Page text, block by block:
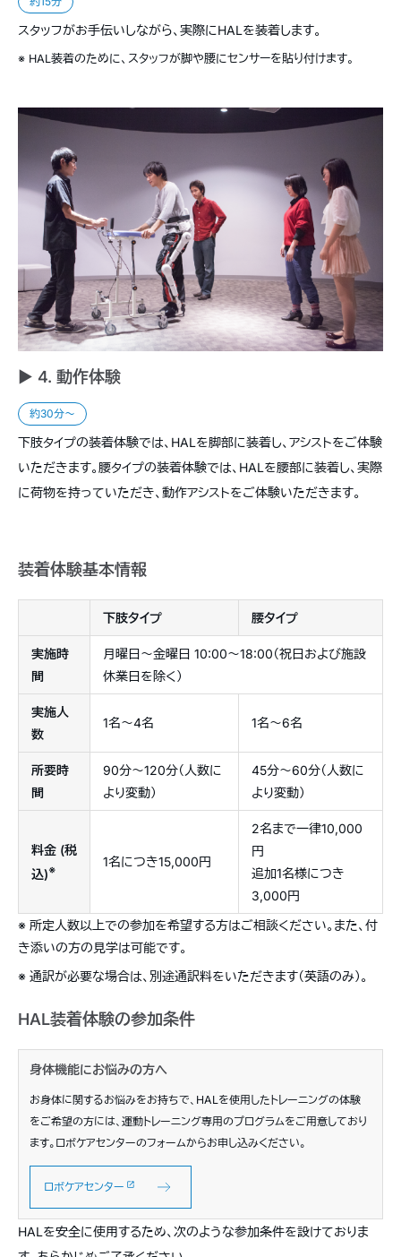
スタッフがお手伝いしながら、実際にHALを装着します。
※ HAL装着のために、スタッフが脚や腰にセンサーを貼り付けます。
► 4. 動作体験
約30分〜
下肢タイプの装着体験では、HALを脚部に装着し、アシストをご体験
いただきます。腰タイプの装着体験では、HALを腰部に装着し、実際
に荷物を持っていただき、動作アシストをご体験いただきます。
装着体験基本情報
下肢タイプ 腰タイプ
実施時
間
月曜日〜金曜日 10:00〜18:00（祝日および施設
休業日を除く）
実施人
数
1名〜4名 1名〜6名
所要時
間
90分〜120分（人数に
より変動）
45分〜60分（人数に
より変動）
料金 (税
込)※
1名につき15,000円
2名まで一律10,000
円
追加1名様につき
3,000円
※ 所定人数以上での参加を希望する方はご相談ください。また、付
き添いの方の見学は可能です。
※ 通訳が必要な場合は、別途通訳料をいただきます（英語のみ）。
HAL装着体験の参加条件
HALを安全に使用するため、次のような参加条件を設けておりま
身体機能にお悩みの方へ
お身体に関するお悩みをお持ちで、HALを使用したトレーニングの体験
をご希望の方には、運動トレーニング専用のプログラムをご用意しており
ます。ロボケアセンターのフォームからお申し込みください。
ロボケアセンター